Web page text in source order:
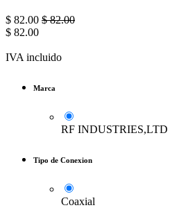
$ 82.00 $82.00
$ 82.00
IVA incluido
Marca
RF INDUSTRIES,LTD
Tipo de Conexion
Coaxial